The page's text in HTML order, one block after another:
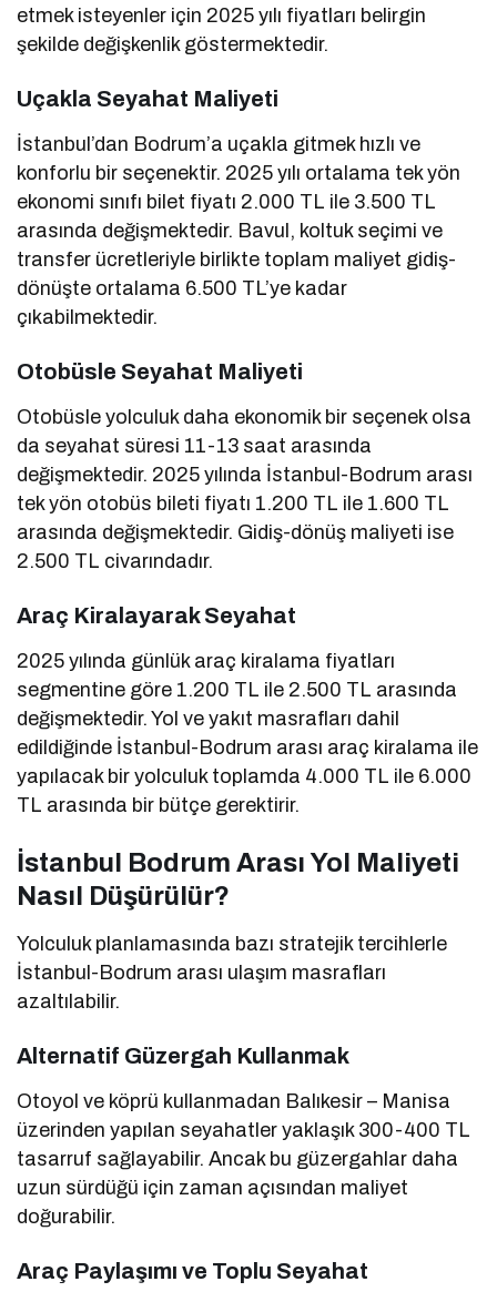
etmek isteyenler için 2025 yılı fiyatları belirgin
şekilde değişkenlik göstermektedir.
Uçakla Seyahat Maliyeti
İstanbul’dan Bodrum’a uçakla gitmek hızlı ve
konforlu bir seçenektir. 2025 yılı ortalama tek yön
ekonomi sınıfı bilet fiyatı 2.000 TL ile 3.500 TL
arasında değişmektedir. Bavul, koltuk seçimi ve
transfer ücretleriyle birlikte toplam maliyet gidiş-
dönüşte ortalama 6.500 TL’ye kadar
çıkabilmektedir.
Otobüsle Seyahat Maliyeti
Otobüsle yolculuk daha ekonomik bir seçenek olsa
da seyahat süresi 11-13 saat arasında
değişmektedir. 2025 yılında İstanbul-Bodrum arası
tek yön otobüs bileti fiyatı 1.200 TL ile 1.600 TL
arasında değişmektedir. Gidiş-dönüş maliyeti ise
2.500 TL civarındadır.
Araç Kiralayarak Seyahat
2025 yılında günlük araç kiralama fiyatları
segmentine göre 1.200 TL ile 2.500 TL arasında
değişmektedir. Yol ve yakıt masrafları dahil
edildiğinde İstanbul-Bodrum arası araç kiralama ile
yapılacak bir yolculuk toplamda 4.000 TL ile 6.000
TL arasında bir bütçe gerektirir.
İstanbul Bodrum Arası Yol Maliyeti
Nasıl Düşürülür?
Yolculuk planlamasında bazı stratejik tercihlerle
İstanbul-Bodrum arası ulaşım masrafları
azaltılabilir.
Alternatif Güzergah Kullanmak
Otoyol ve köprü kullanmadan Balıkesir – Manisa
üzerinden yapılan seyahatler yaklaşık 300-400 TL
tasarruf sağlayabilir. Ancak bu güzergahlar daha
uzun sürdüğü için zaman açısından maliyet
doğurabilir.
Araç Paylaşımı ve Toplu Seyahat